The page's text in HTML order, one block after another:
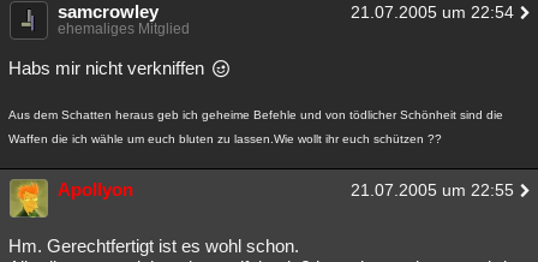
samcrowley 21.07.2005 um 22:54
ehemaliges Mitglied
Habs mir nicht verkniffen
Aus dem Schatten heraus geb ich geheime Befehle und von tödlicher Schönheit sind die
Waffen die ich wähle um euch bluten zu lassen.Wie wollt ihr euch schützen ??
Apollyon 21.07.2005 um 22:55
Hm. Gerechtfertigt ist es wohl schon.